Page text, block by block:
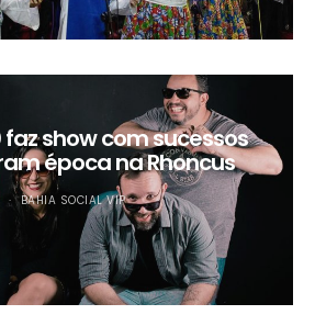
show com sucessos
época na Rhoncus
BAHIA SOCIAL VIP